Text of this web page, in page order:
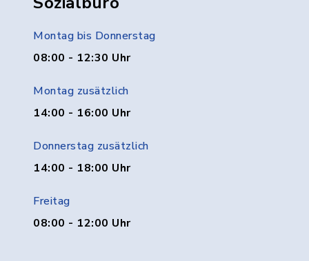
Montag bis Donnerstag
08:00 - 12:30 Uhr
Montag zusätzlich
14:00 - 16:00 Uhr
Donnerstag zusätzlich
14:00 - 18:00 Uhr
Freitag
08:00 - 12:00 Uhr